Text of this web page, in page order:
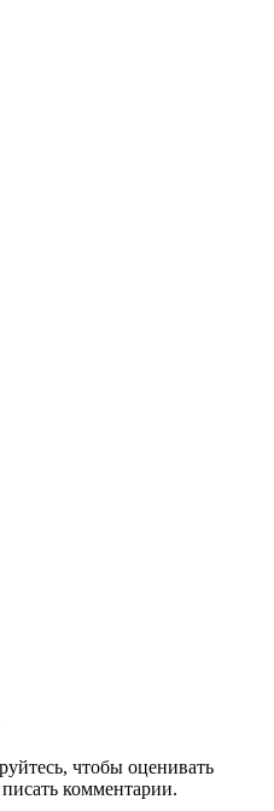
чтобы оценивать
комментарии.